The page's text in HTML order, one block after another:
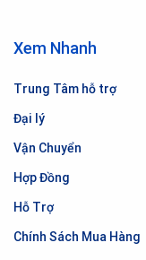
Xem Nhanh
Trung Tâm hỗ trợ
Đại lý
Vận Chuyển
Hợp Đồng
Hỗ Trợ
Chính Sách Mua Hàng